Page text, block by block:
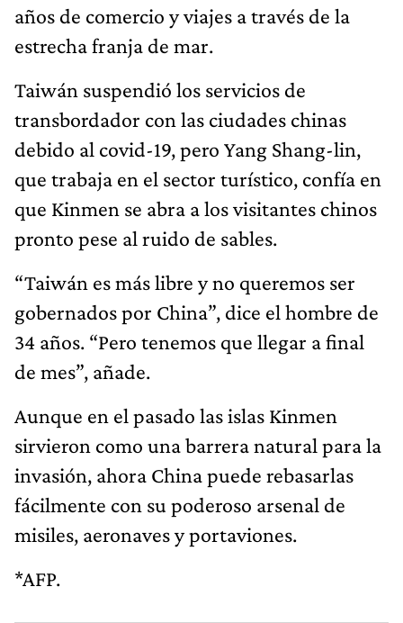
años de comercio y viajes a través de la
estrecha franja de mar.
Taiwán suspendió los servicios de
transbordador con las ciudades chinas
debido al covid-19, pero Yang Shang-lin,
que trabaja en el sector turístico, confía en
que Kinmen se abra a los visitantes chinos
pronto pese al ruido de sables.
“Taiwán es más libre y no queremos ser
gobernados por China”, dice el hombre de
34 años. “Pero tenemos que llegar a final
de mes”, añade.
Aunque en el pasado las islas Kinmen
sirvieron como una barrera natural para la
invasión, ahora China puede rebasarlas
fácilmente con su poderoso arsenal de
misiles, aeronaves y portaviones.
*AFP.